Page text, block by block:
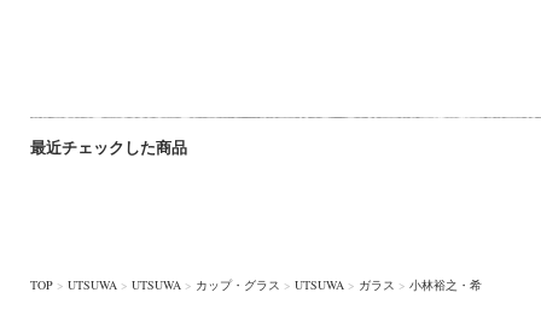
最近チェックした商品
TOP > UTSUWA > UTSUWA > カップ・グラス > UTSUWA > ガラス > 小林裕之・希